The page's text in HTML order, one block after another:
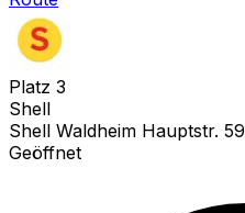
Platz 3
Shell
Shell Waldheim Hauptstr. 59
Geöffnet